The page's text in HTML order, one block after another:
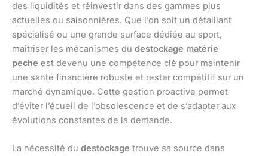
des liquidités et réinvestir dans des gammes plus
actuelles ou saisonnières. Que l’on soit un détaillant
spécialisé ou une grande surface dédiée au sport,
maîtriser les mécanismes du destockage matérie
peche est devenu une compétence clé pour maintenir
une santé financière robuste et rester compétitif sur un
marché dynamique. Cette gestion proactive permet
d’éviter l’écueil de l’obsolescence et de s’adapter aux
évolutions constantes de la demande.
La nécessité du destockage trouve sa source dans